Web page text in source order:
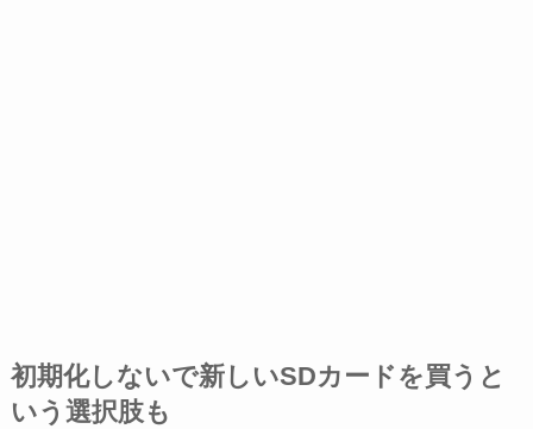
初期化しないで新しいSDカードを買うと
いう選択肢も